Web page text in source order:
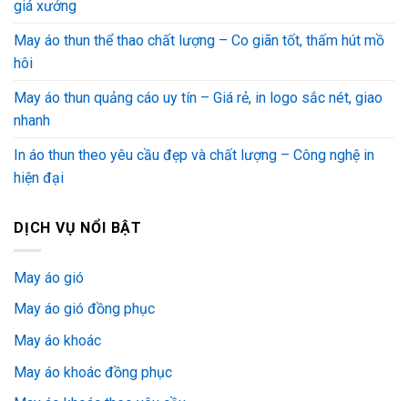
giá xưởng
May áo thun thể thao chất lượng – Co giãn tốt, thấm hút mồ
hôi
May áo thun quảng cáo uy tín – Giá rẻ, in logo sắc nét, giao
nhanh
In áo thun theo yêu cầu đẹp và chất lượng – Công nghệ in
hiện đại
DỊCH VỤ NỔI BẬT
May áo gió
May áo gió đồng phục
May áo khoác
May áo khoác đồng phục